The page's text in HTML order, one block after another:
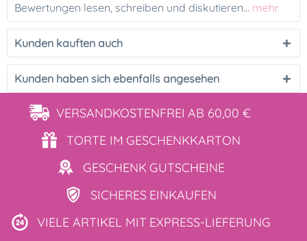
Bewertungen lesen, schreiben und diskutieren... mehr
Kunden kauften auch
Kunden haben sich ebenfalls angesehen
VERSANDKOSTENFREI AB 60,00 €
TORTE IM GESCHENKKARTON
GESCHENK GUTSCHEINE
SICHERES EINKAUFEN
VIELE ARTIKEL MIT EXPRESS-LIEFERUNG